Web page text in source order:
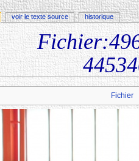
navigation , rechercher
Fichier
voir le texte source historique